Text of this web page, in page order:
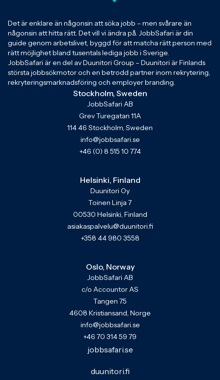
Det är enklare än någonsin att söka jobb – men svårare än
någonsin att hitta rätt. Det vill vi ändra på. JobbSafari är din
guide genom arbetslivet, byggd för att matcha rätt person med
rätt möjlighet bland tusentals lediga jobb i Sverige.
JobbSafari är en del av Duunitori Group – Duunitori är Finlands
största jobbsökmotor och en betrodd partner inom rekrytering,
rekryteringsmarknadsföring och employer branding.
Stockholm, Sweden
JobbSafari AB
Grev Turegatan 11A
114 46 Stockholm, Sweden
info@jobbsafari.se
+46 (0) 8 515 10 774
Helsinki, Finland
Duunitori Oy
Toinen Linja 7
00530 Helsinki, Finland
asiakaspalvelu@duunitori.fi
+358 44 980 3558
Oslo, Norway
JobbSafari AB
c/o Accountor AS
Tangen 75
4608 Kristiansand, Norge
info@jobbsafari.se
+46 70 314 59 79
jobbsafari.se
duunitori.fi